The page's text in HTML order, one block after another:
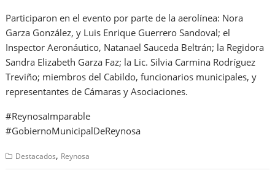
Participaron en el evento por parte de la aerolínea: Nora
Garza González, y Luis Enrique Guerrero Sandoval; el
Inspector Aeronáutico, Natanael Sauceda Beltrán; la Regidora
Sandra Elizabeth Garza Faz; la Lic. Silvia Carmina Rodríguez
Treviño; miembros del Cabildo, funcionarios municipales, y
representantes de Cámaras y Asociaciones.
#ReynosaImparable
#GobiernoMunicipalDeReynosa
Destacados, Reynosa